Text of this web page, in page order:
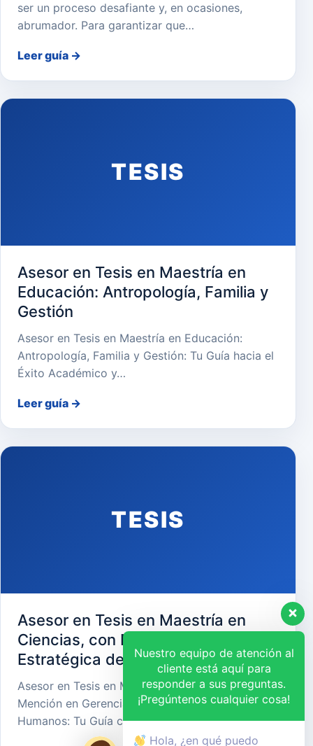
ser un proceso desafiante y, en ocasiones,
abrumador. Para garantizar que…
Leer guía →
TESIS
Asesor en Tesis en Maestría en
Educación: Antropología, Familia y
Gestión
Asesor en Tesis en Maestría en Educación:
Antropología, Familia y Gestión: Tu Guía hacia el
Éxito Académico y…
Leer guía →
TESIS
Asesor en Tesis en Maestría en
Ciencias, con Mención en Gerencia
Estratégica de Recursos Humanos
Asesor en Tesis en Maestría en Ciencias, con
Mención en Gerencia Estratégica de Recursos
Humanos: Tu Guía cara…
Nuestro equipo de atención al
cliente está aquí para
responder a sus preguntas.
¡Pregúntenos cualquier cosa!
Hola, ¿en qué puedo